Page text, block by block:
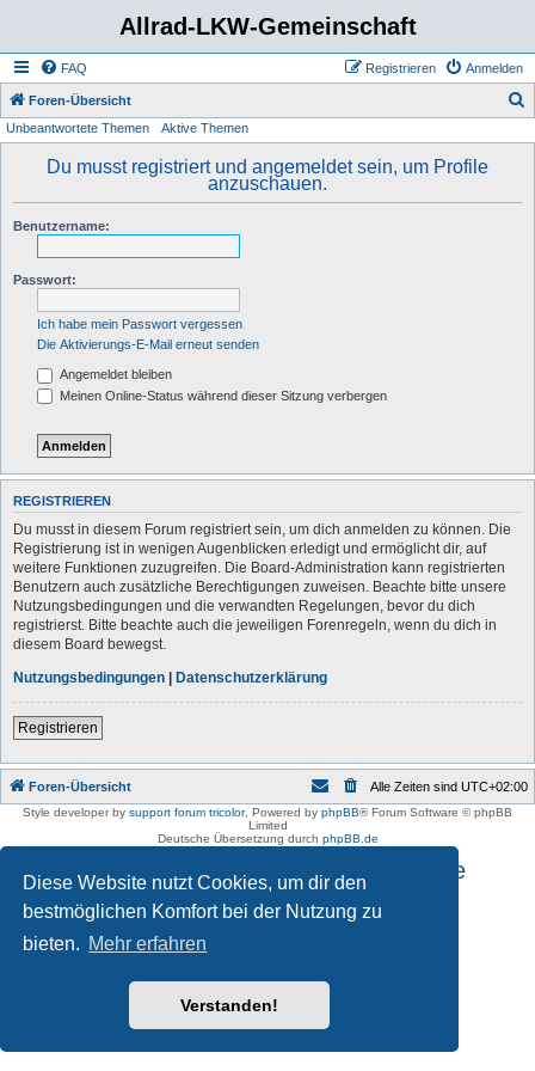
Diese Website nutzt Cookies, um dir den
bestmöglichen Komfort bei der Nutzung zu
bieten. Mehr erfahren
Verstanden!
Allrad-LKW-Gemeinschaft
FAQ Anmelden
Registrieren
Foren-Übersicht
Unbeantwortete Themen Aktive Themen
Du musst registriert und angemeldet sein, um Profile
anzuschauen.
Benutzername:
Passwort:
Ich habe mein Passwort vergessen
Die Aktivierungs-E-Mail erneut senden
Angemeldet bleiben
Meinen Online-Status während dieser Sitzung verbergen
REGISTRIEREN
Du musst in diesem Forum registriert sein, um dich anmelden zu können. Die
Registrierung ist in wenigen Augenblicken erledigt und ermöglicht dir, auf
weitere Funktionen zuzugreifen. Die Board-Administration kann registrierten
Benutzern auch zusätzliche Berechtigungen zuweisen. Beachte bitte unsere
Nutzungsbedingungen und die verwandten Regelungen, bevor du dich
registrierst. Bitte beachte auch die jeweiligen Forenregeln, wenn du dich in
diesem Board bewegst.
Nutzungsbedingungen | Datenschutzerklärung
Registrieren
Foren-Übersicht Alle Zeiten sind UTC+02:00
Style developer by support forum tricolor, Powered by phpBB® Forum Software © phpBB
Limited
Deutsche Übersetzung durch phpBB.de
Impressum und Datenschutzhinweise